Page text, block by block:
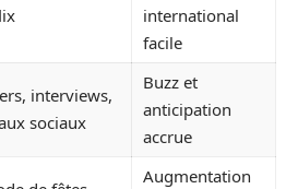
international
facile
interviews,
sociaux
Buzz et
anticipation
accrue
Augmentation